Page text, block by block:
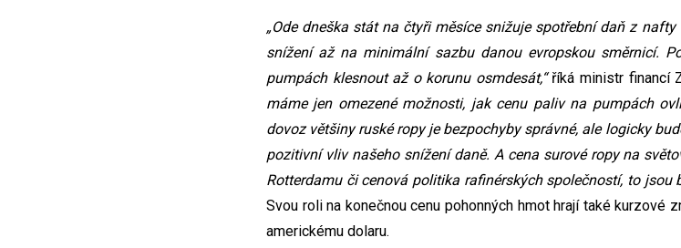
„Ode dneška stát na čtyři měsíce snižuje spotřební daň z
snížení až na minimální sazbu danou evropskou směrnicí.
pumpách klesnout až o korunu osmdesát,“říká ministr financí
máme jen omezené možnosti, jak cenu paliv na pumpách
dovoz většiny ruské ropy je bezpochyby správné, ale logicky
pozitivní vliv našeho snížení daně. A cena surové ropy na
Rotterdamu či cenová politika rafinérských společností, to jsou
Svou roli na konečnou cenu pohonných hmot hrají také kurzové
americkému dolaru.